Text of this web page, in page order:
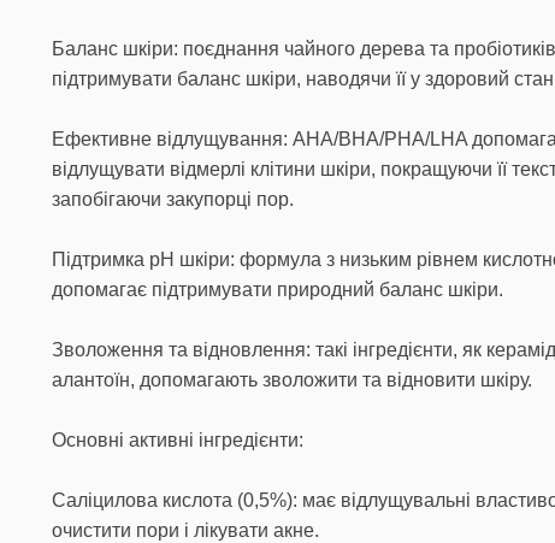
Баланс шкіри: поєднання чайного дерева та
підтримувати баланс шкіри, наводячи її у здоровий
Ефективне відлущування: AHA/BHA/PHA/LHA
відлущувати відмерлі клітини шкіри, покращуючи її
запобігаючи закупорці пор.
Підтримка рН шкіри: формула з низьким рівнем
допомагає підтримувати природний баланс шкіри.
Зволоження та відновлення: такі інгредієнти, як
алантоїн, допомагають зволожити та відновити шкіру.
Основні активні інгредієнти:
Саліцилова кислота (0,5%): має відлущувальні
очистити пори і лікувати акне.